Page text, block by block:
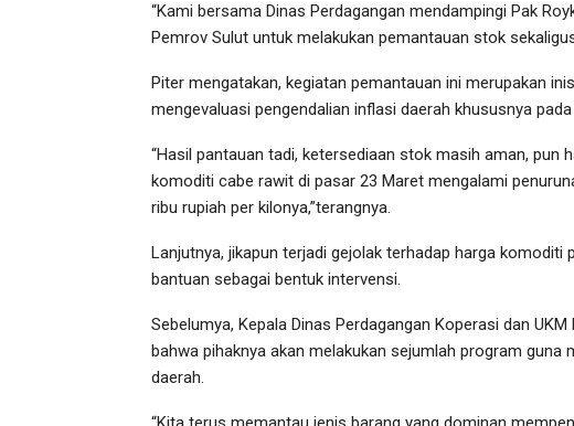
“Kami bersama Dinas Perdagangan mendampingi Pak
Pemrov Sulut untuk melakukan pemantauan stok
Piter mengatakan, kegiatan pemantauan ini merupakan
mengevaluasi pengendalian inflasi daerah khususnya
“Hasil pantauan tadi, ketersediaan stok masih aman, pun
komoditi cabe rawit di pasar 23 Maret mengalami
ribu rupiah per kilonya,”terangnya.
Lanjutnya, jikapun terjadi gejolak terhadap harga
bantuan sebagai bentuk intervensi.
Sebelumya, Kepala Dinas Perdagangan Koperasi dan
bahwa pihaknya akan melakukan sejumlah program
daerah.